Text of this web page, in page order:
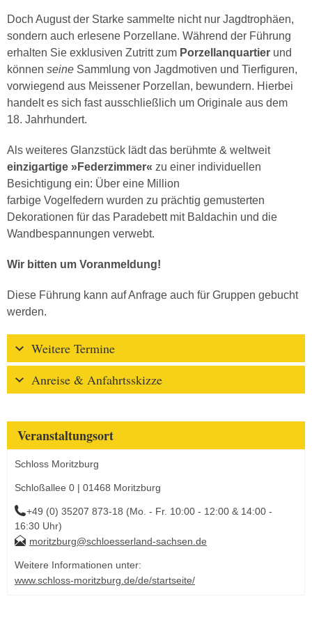
Doch August der Starke sammelte nicht nur Jagdtrophäen,
sondern auch erlesene Porzellane. Während der Führung
erhalten Sie exklusiven Zutritt zum Porzellanquartier und
können seine Sammlung von Jagdmotiven und Tierfiguren,
vorwiegend aus Meissener Porzellan, bewundern. Hierbei
handelt es sich fast ausschließlich um Originale aus dem
18. Jahrhundert.
Als weiteres Glanzstück lädt das berühmte & weltweit
einzigartige »Federzimmer« zu einer individuellen
Besichtigung ein: Über eine Million
farbige Vogelfedern wurden zu prächtig gemusterten
Dekorationen für das Paradebett mit Baldachin und die
Wandbespannungen verwebt.
Wir bitten um Voranmeldung!
Diese Führung kann auf Anfrage auch für Gruppen gebucht
werden.
Weitere Termine
Anreise & Anfahrtsskizze
Veranstaltungsort
Schloss Moritzburg
Schloßallee 0 | 01468 Moritzburg
+49 (0) 35207 873-18 (Mo. - Fr. 10:00 - 12:00 & 14:00 -
16:30 Uhr)
moritzburg@schloesserland-sachsen.de
Weitere Informationen unter:
www.schloss-moritzburg.de/de/startseite/